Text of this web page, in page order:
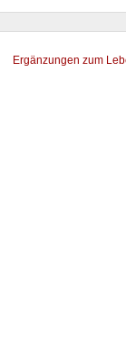
Ergänzungen zum